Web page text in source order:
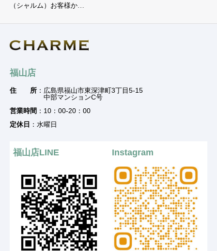
（シャルム）お客様か…
福山店
住 所 ：広島県福山市東深津町3丁目5-15
中部マンションC号
営業時間 ：10：00-20：00
定休日 ：水曜日
福山店LINE Instagram